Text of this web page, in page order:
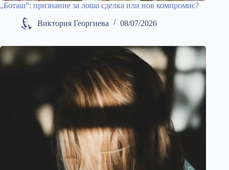
„Боташ“: признание за лоша сделка или нов компромис?
Виктория Георгиева 08/07/2026